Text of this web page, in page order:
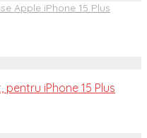
Apple iPhone 15 Plus
iPhone 15 Plus